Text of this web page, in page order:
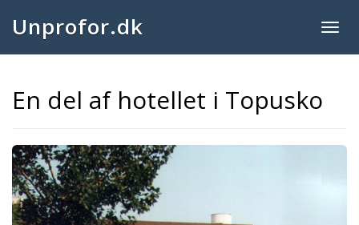
Unprofor.dk
En del af hotellet i Topusko